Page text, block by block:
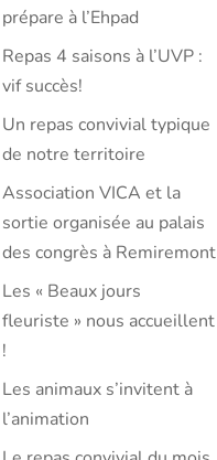
prépare à l’Ehpad
Repas 4 saisons à l’UVP :
vif succès!
Un repas convivial typique
de notre territoire
Association VICA et la
sortie organisée au palais
des congrès à Remiremont
Les « Beaux jours
fleuriste » nous accueillent
!
Les animaux s’invitent à
l’animation